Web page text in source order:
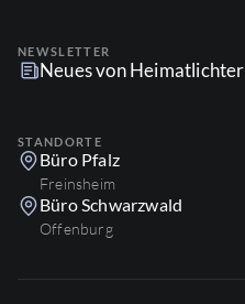
NEWSLETTER
Neues von Heimatlichter
STANDORTE
Büro Pfalz
Freinsheim
Büro Schwarzwald
Offenburg